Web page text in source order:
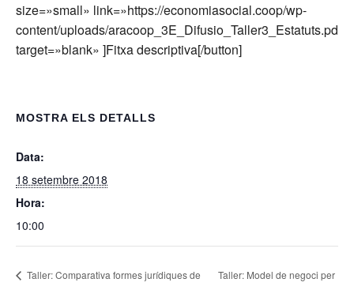
size=»small» link=»https://economiasocial.coop/wp-
content/uploads/aracoop_3E_Difusio_Taller3_Estatuts.pdf»
target=»blank» ]Fitxa descriptiva[/button]
MOSTRA ELS DETALLS
Data:
18 setembre 2018
Hora:
10:00
Taller: Comparativa formes jurídiques de
Taller: Model de negoci per